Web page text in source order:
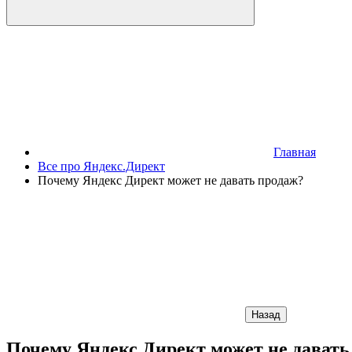
Главная
Все про Яндекс.Директ
Почему Яндекс Директ может не давать продаж?
Назад